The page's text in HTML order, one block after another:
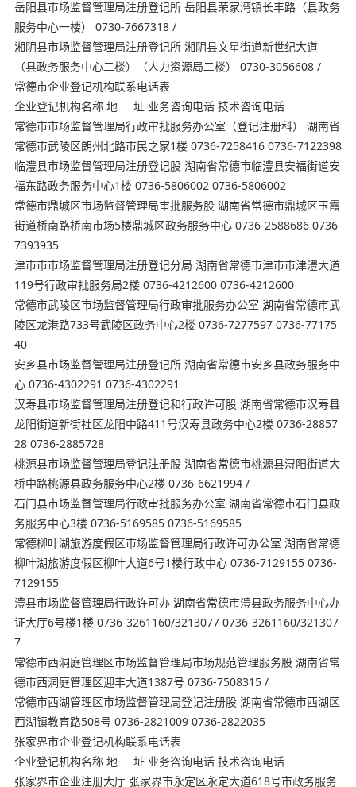
岳阳县市场监督管理局注册登记所 岳阳县荣家湾镇长丰路（县政务
服务中心一楼） 0730-7667318 /
湘阴县市场监督管理局注册登记所 湘阴县文星街道新世纪大道
（县政务服务中心二楼）（人力资源局二楼） 0730-3056608 /
常德市企业登记机构联系电话表
企业登记机构名称 地 址 业务咨询电话 技术咨询电话
常德市市场监督管理局行政审批服务办公室（登记注册科） 湖南省
常德市武陵区朗州北路市民之家1楼 0736-7258416 0736-7122398
临澧县市场监督管理局注册登记股 湖南省常德市临澧县安福街道安
福东路政务服务中心1楼 0736-5806002 0736-5806002
常德市鼎城区市场监督管理局审批服务股 湖南省常德市鼎城区玉霞
街道桥南路桥南市场5楼⿍城区政务服务中心 0736-2588686 0736-
7393935
津市市市场监督管理局注册登记分局 湖南省常德市津市市津澧大道
119号行政审批服务局2楼 0736-4212600 0736-4212600
常德市武陵区市场监督管理局行政审批服务办公室 湖南省常德市武
陵区龙港路733号武陵区政务中心2楼 0736-7277597 0736-77175
40
安乡县市场监督管理局注册登记所 湖南省常德市安乡县政务服务中
心 0736-4302291 0736-4302291
汉寿县市场监督管理局注册登记和行政许可股 湖南省常德市汉寿县
龙阳街道新街社区龙阳中路411号汉寿县政务中心2楼 0736-28857
28 0736-2885728
桃源县市场监督管理局登记注册股 湖南省常德市桃源县浔阳街道大
桥中路桃源县政务服务中心2楼 0736-6621994 /
石门县市场监督管理局行政审批服务办公室 湖南省常德市石门县政
务服务中心3楼 0736-5169585 0736-5169585
常德柳叶湖旅游度假区市场监督管理局行政许可办公室 湖南省常德
柳叶湖旅游度假区柳叶大道6号1楼行政中心 0736-7129155 0736-
7129155
澧县市场监督管理局行政许可办 湖南省常德市澧县政务服务中心办
证大厅6号楼1楼 0736-3261160/3213077 0736-3261160/321307
7
常德市西洞庭管理区市场监督管理局市场规范管理服务股 湖南省常
德市西洞庭管理区迎丰大道1387号 0736-7508315 /
常德市西湖管理区市场监督管理局登记注册股 湖南省常德市西湖区
西湖镇教育路508号 0736-2821009 0736-2822035
张家界市企业登记机构联系电话表
企业登记机构名称 地 址 业务咨询电话 技术咨询电话
张家界市企业注册大厅 张家界市永定区永定大道618号市政务服务